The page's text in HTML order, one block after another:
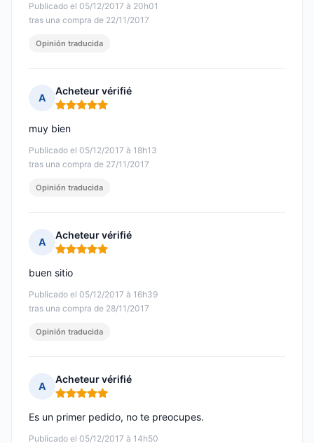
Publicado el 05/12/2017 à 20h01
tras una compra de 22/11/2017
Opinión traducida
A
Acheteur vérifié
Nota: 5 de 5
Publicado el 05/12/2017 à 18h13
tras una compra de 27/11/2017
muy bien
Opinión traducida
A
Acheteur vérifié
Nota: 5 de 5
Publicado el 05/12/2017 à 16h39
tras una compra de 28/11/2017
buen sitio
Opinión traducida
A
Acheteur vérifié
Nota: 5 de 5
Publicado el 05/12/2017 à 14h50
Es un primer pedido, no te preocupes.